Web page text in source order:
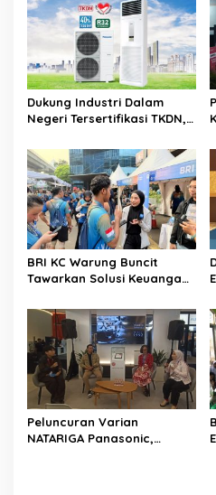
Dukung Industri Dalam
Negeri Tersertifikasi TKDN,
AC Floor Standing PB5
Series Dengan Refrigeran
R32
BRI KC Warung Buncit
Tawarkan Solusi Keuangan
UMKM 5K Run
Peluncuran Varian
NATARIGA Panasonic,